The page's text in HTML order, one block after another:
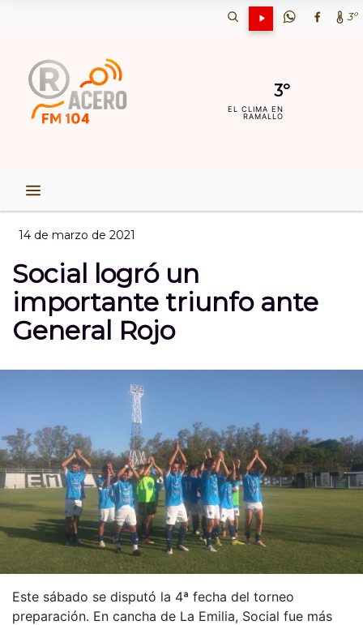
3º
3º
EL CLIMA EN
RAMALLO
14 de marzo de 2021
Social logró un
importante triunfo ante
General Rojo
Este sábado se disputó la 4ª fecha del torneo
preparación. En cancha de La Emilia, Social fue más